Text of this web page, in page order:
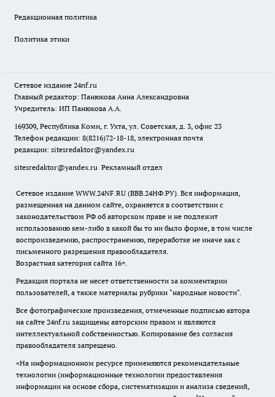
Редакционная политика
Политика этики
Сетевое издание 24nf.ru
Главный редактор: Панюкова Анна Александровна
Учредитель: ИП Панюкова А.А.
169309, Республика Коми, г. Ухта, ул. Советская, д. 3, офис 23
Телефон редакции: 8(8216)72-18-18, электронная почта
редакции: sitesredaktor@yandex.ru
sitesredaktor@yandex.ru Рекламный отдел
Сетевое издание WWW.24NF.RU (ВВВ.24НФ.РУ). Вся информация,
размещенная на данном сайте, охраняется в соответствии с
законодательством РФ об авторском праве и не подлежит
использованию кем-либо в какой бы то ни было форме, в том числе
воспроизведению, распространению, переработке не иначе как с
письменного разрешения правообладателя.
Возрастная категория сайта 16+.
Редакция портала не несет ответственности за комментарии
пользователей, а также материалы рубрики "народные новости".
Все фотографические произведения, отмеченные подписью автора
на сайте 24nf.ru защищены авторским правом и являются
интеллектуальной собственностью. Копирование без согласия
правообладателя запрещено.
«На информационном ресурсе применяются рекомендательные
технологии (информационные технологии предоставления
информации на основе сбора, систематизации и анализа сведений,